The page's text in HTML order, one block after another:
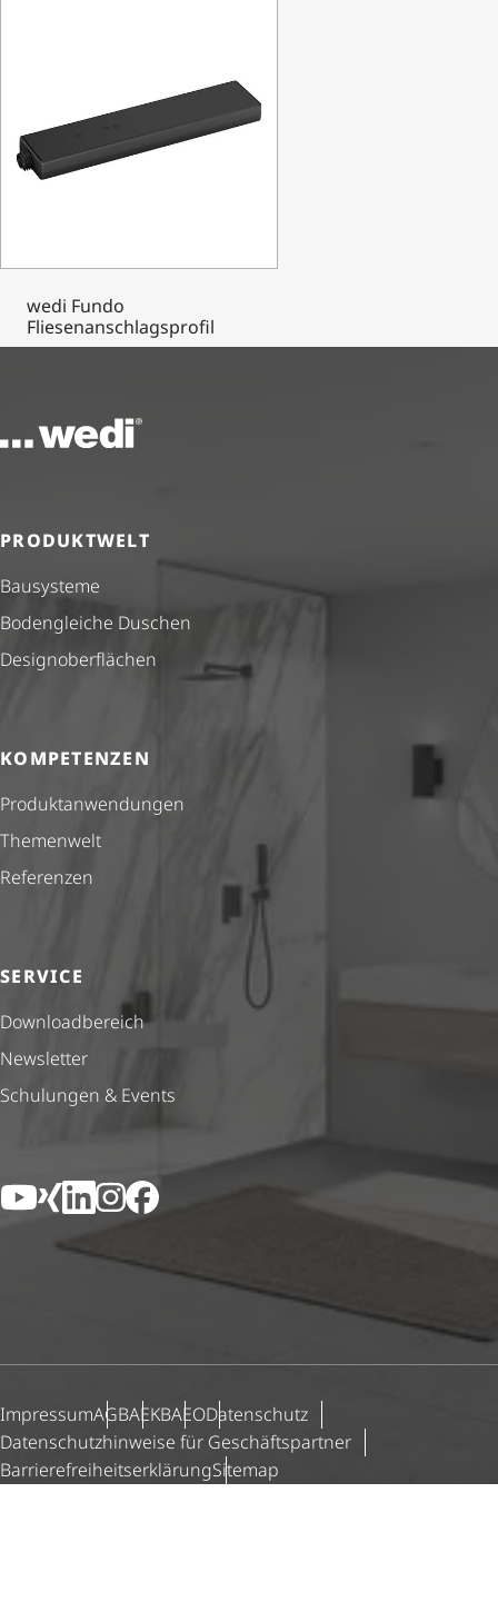
wedi Fundo
Fliesenanschlagsprofil
Zur Startseite
PRODUKTWELT
Bausysteme
Bodengleiche Duschen
Design­ober­flä­chen
KOMPETENZEN
Produkt­anwendungen
Themenwelt
Referenzen
SERVICE
Down­load­be­reich
Newsletter
Schulungen & Events
YouTube
XingLinkedIn
Instagram
Facebook
ImpressumAGBAEKBAEODatenschutz
Daten­schutz­hin­weise für Geschäfts­partner
Barri­e­re­frei­heits­er­klä­rungSitemap